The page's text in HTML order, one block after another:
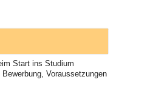
Start ins Studium
Voraussetzungen